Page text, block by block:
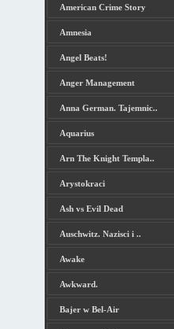
American Crime Story
Amnesia
Angel Beats!
Anger Management
Anna German. Tajemnic..
Aquarius
Arn The Knight Templa..
Arystokraci
Ash vs Evil Dead
Auschwitz. Nazisci i ..
Awake
Awkward.
Bajer w Bel-Air